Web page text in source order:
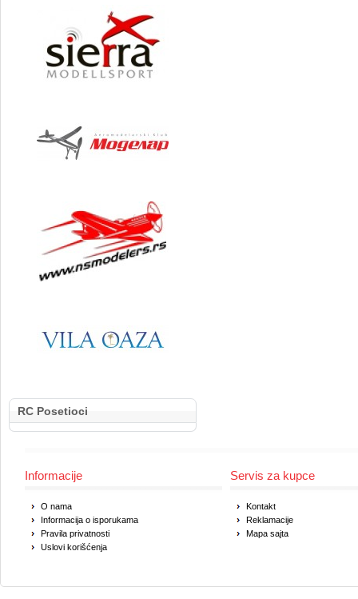
RC Posetioci
Informacije
O nama
Informacija o isporukama
Pravila privatnosti
Uslovi korišćenja
Servis za kupce
Kontakt
Reklamacije
Mapa sajta